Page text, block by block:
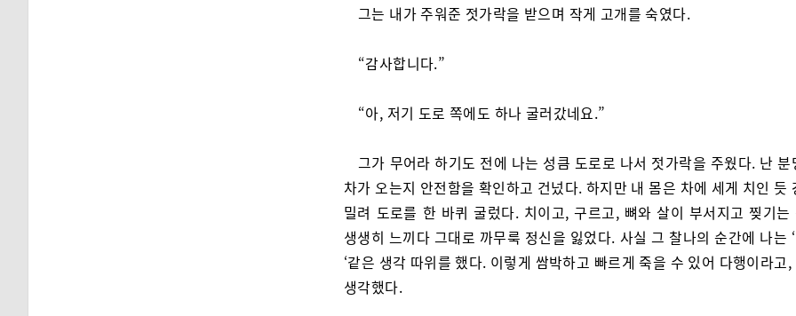
그는 내가 주워준 젓가락을 받으며 작게 고개를 숙였다.
“감사합니다.”
“아, 저기 도로 쪽에도 하나 굴러갔네요.”
그가 무어라 하기도 전에 나는 성큼 도로로 나서 젓가락을 주웠다. 난 분
차가 오는지 안전함을 확인하고 건넜다. 하지만 내 몸은 차에 세게 치인 듯
밀려 도로를 한 바퀴 굴렀다. 치이고, 구르고, 뼈와 살이 부서지고 찢기는
생생히 느끼다 그대로 까무룩 정신을 잃었다. 사실 그 찰나의 순간에 나는
‘같은 생각 따위를 했다. 이렇게 쌈박하고 빠르게 죽을 수 있어 다행이라고
생각했다.